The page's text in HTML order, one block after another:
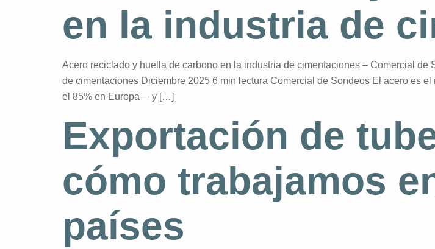
en la industria de
Acero reciclado y huella de carbono en la industria de cimentaciones – Comercial
de cimentaciones Diciembre 2025 6 min lectura Comercial de Sondeos El acero es
el 85% en Europa— y […]
Exportación de
cómo trabajamos
países